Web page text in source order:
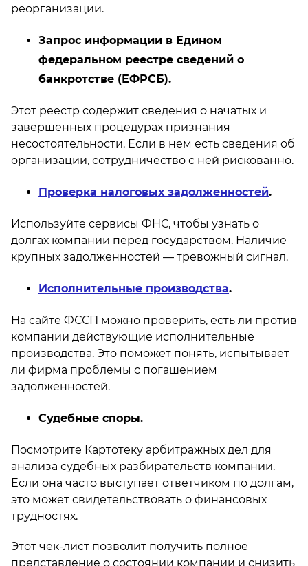
реорганизации.
Запрос информации в Едином
федеральном реестре сведений о
банкротстве (ЕФРСБ).
Этот реестр содержит сведения о начатых и
завершенных процедурах признания
несостоятельности. Если в нем есть сведения об
организации, сотрудничество с ней рискованно.
Проверка налоговых задолженностей.
Используйте сервисы ФНС, чтобы узнать о
долгах компании перед государством. Наличие
крупных задолженностей — тревожный сигнал.
Исполнительные производства.
На сайте ФССП можно проверить, есть ли против
компании действующие исполнительные
производства. Это поможет понять, испытывает
ли фирма проблемы с погашением
задолженностей.
Судебные споры.
Посмотрите Картотеку арбитражных дел для
анализа судебных разбирательств компании.
Если она часто выступает ответчиком по долгам,
это может свидетельствовать о финансовых
трудностях.
Этот чек-лист позволит получить полное
представление о состоянии компании и снизить